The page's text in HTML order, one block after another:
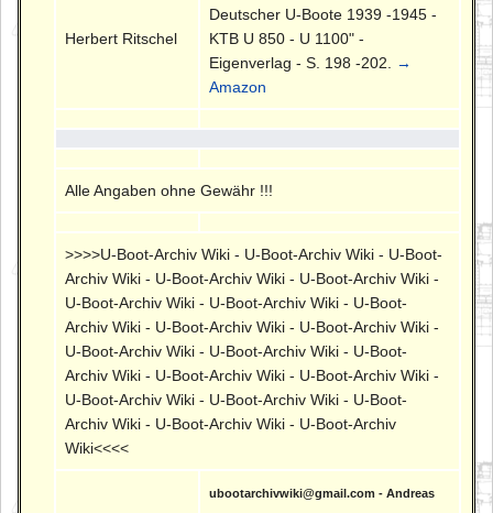
Herbert Ritschel
Deutscher U-Boote 1939 -1945 -
KTB U 850 - U 1100" -
Eigenverlag - S. 198 -202.
→
Amazon
Alle Angaben ohne Gewähr !!!
>>>>U-Boot-Archiv Wiki - U-Boot-Archiv Wiki - U-Boot-
Archiv Wiki - U-Boot-Archiv Wiki - U-Boot-Archiv Wiki -
U-Boot-Archiv Wiki - U-Boot-Archiv Wiki - U-Boot-
Archiv Wiki - U-Boot-Archiv Wiki - U-Boot-Archiv Wiki -
U-Boot-Archiv Wiki - U-Boot-Archiv Wiki - U-Boot-
Archiv Wiki - U-Boot-Archiv Wiki - U-Boot-Archiv Wiki -
U-Boot-Archiv Wiki - U-Boot-Archiv Wiki - U-Boot-
Archiv Wiki - U-Boot-Archiv Wiki - U-Boot-Archiv
Wiki<<<<
ubootarchivwiki@gmail.com - Andreas